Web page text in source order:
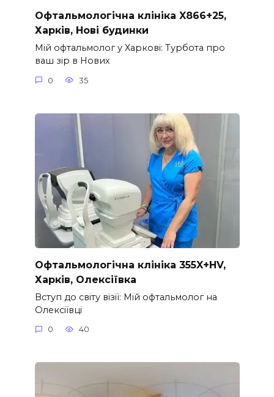
Офтальмологічна клініка X866+25,
Харків, Нові будинки
Мій офтальмолог у Харкові: Турбота про
ваш зір в Нових
0 35
Офтальмологічна клініка 355X+HV,
Харків, Олексіївка
Вступ до світу візії: Мій офтальмолог на
Олексіївці
0 40